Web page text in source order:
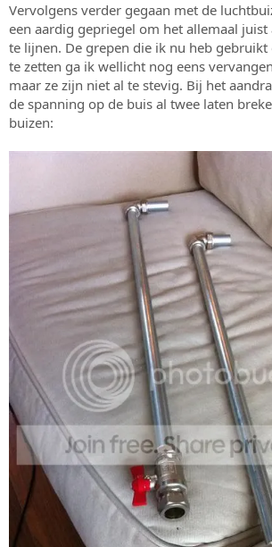
Vervolgens verder gegaan met de
een aardig gepriegel om het allemaal
te lijnen. De grepen die ik nu heb gebruikt
te zetten ga ik wellicht nog eens
maar ze zijn niet al te stevig. Bij het
de spanning op de buis al twee laten
buizen: